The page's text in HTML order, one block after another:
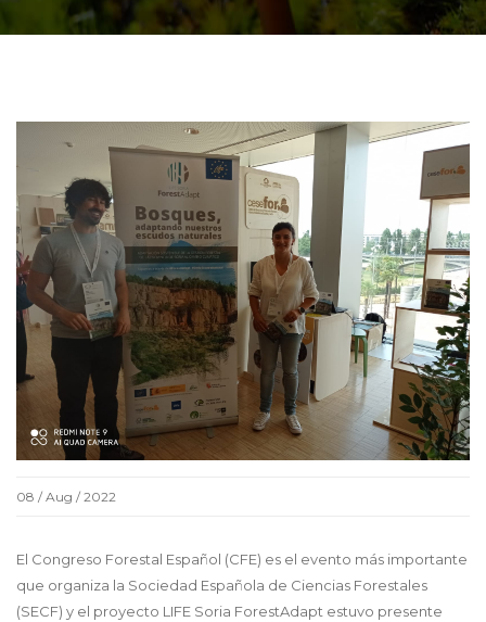
08 / Aug / 2022
El Congreso Forestal Español (CFE) es el evento más importante
que organiza la Sociedad Española de Ciencias Forestales
(SECF) y el proyecto LIFE Soria ForestAdapt estuvo presente